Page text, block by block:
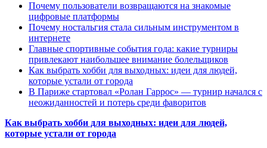
Почему пользователи возвращаются на знакомые
цифровые платформы
Почему ностальгия стала сильным инструментом в
интернете
Главные спортивные события года: какие турниры
привлекают наибольшее внимание болельщиков
Как выбрать хобби для выходных: идеи для людей,
которые устали от города
В Париже стартовал «Ролан Гаррос» — турнир начался с
неожиданностей и потерь среди фаворитов
Как выбрать хобби для выходных: идеи для людей,
которые устали от города